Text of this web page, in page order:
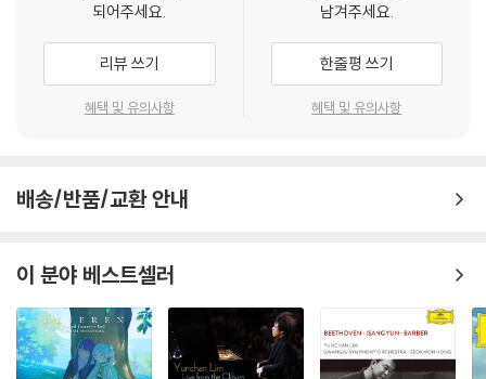
되어주세요.
리뷰 쓰기
혜택 및 유의사항
남겨주세요.
한줄평 쓰기
혜택 및 유의사항
배송/반품/교환 안내
이 분야 베스트셀러